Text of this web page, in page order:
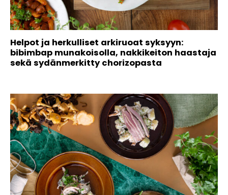
Helpot ja herkulliset arkiruoat syksyyn:
bibimbap munakoisolla, nakkikeiton haastaja
sekä sydänmerkitty chorizopasta